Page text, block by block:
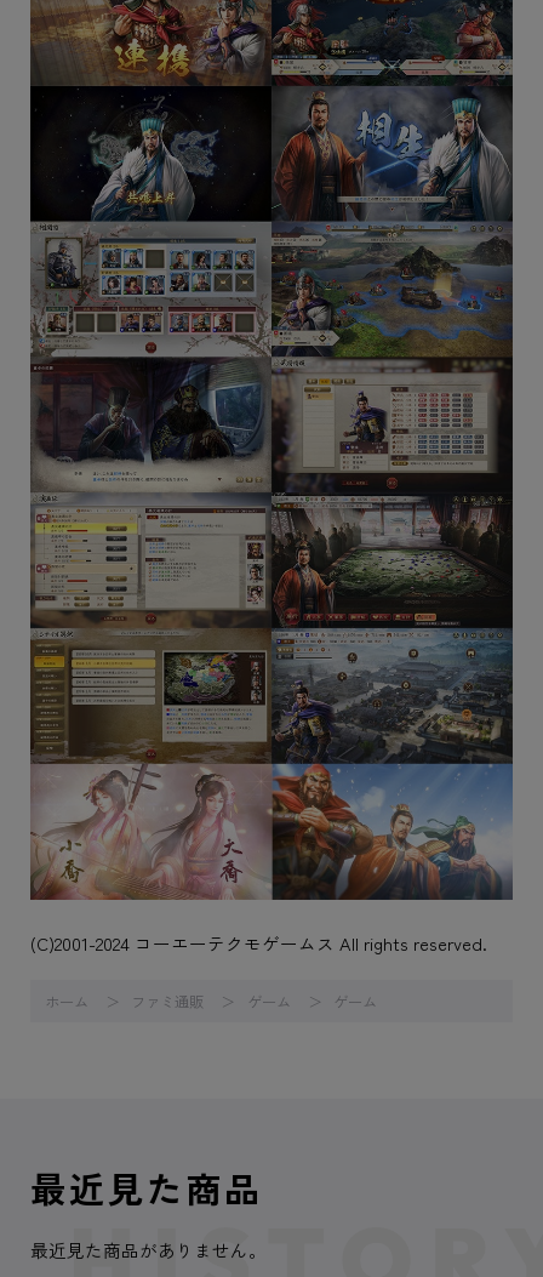
(C)2001-2024 コーエーテクモゲームス All rights reserved.
ホーム ファミ通販 ゲーム ゲーム
最近見た商品
最近見た商品がありません。